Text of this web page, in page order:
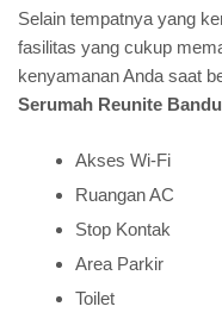
Selain tempatnya yang
fasilitas yang cukup
kenyamanan Anda saat
Serumah Reunite
Akses Wi-Fi
Ruangan AC
Stop Kontak
Area Parkir
Toilet